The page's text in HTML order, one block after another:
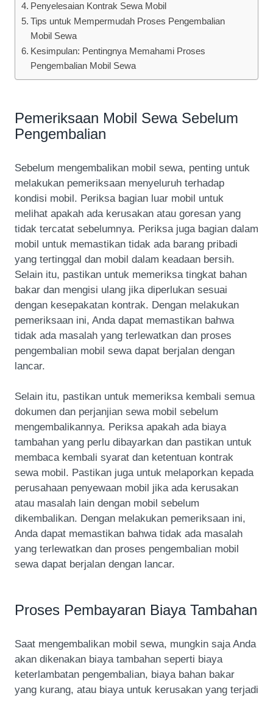
Penyelesaian Kontrak Sewa Mobil
Tips untuk Mempermudah Proses Pengembalian
Mobil Sewa
Kesimpulan: Pentingnya Memahami Proses
Pengembalian Mobil Sewa
Pemeriksaan Mobil Sewa Sebelum
Pengembalian
Sebelum mengembalikan mobil sewa, penting untuk
melakukan pemeriksaan menyeluruh terhadap
kondisi mobil. Periksa bagian luar mobil untuk
melihat apakah ada kerusakan atau goresan yang
tidak tercatat sebelumnya. Periksa juga bagian dalam
mobil untuk memastikan tidak ada barang pribadi
yang tertinggal dan mobil dalam keadaan bersih.
Selain itu, pastikan untuk memeriksa tingkat bahan
bakar dan mengisi ulang jika diperlukan sesuai
dengan kesepakatan kontrak. Dengan melakukan
pemeriksaan ini, Anda dapat memastikan bahwa
tidak ada masalah yang terlewatkan dan proses
pengembalian mobil sewa dapat berjalan dengan
lancar.
Selain itu, pastikan untuk memeriksa kembali semua
dokumen dan perjanjian sewa mobil sebelum
mengembalikannya. Periksa apakah ada biaya
tambahan yang perlu dibayarkan dan pastikan untuk
membaca kembali syarat dan ketentuan kontrak
sewa mobil. Pastikan juga untuk melaporkan kepada
perusahaan penyewaan mobil jika ada kerusakan
atau masalah lain dengan mobil sebelum
dikembalikan. Dengan melakukan pemeriksaan ini,
Anda dapat memastikan bahwa tidak ada masalah
yang terlewatkan dan proses pengembalian mobil
sewa dapat berjalan dengan lancar.
Proses Pembayaran Biaya Tambahan
Saat mengembalikan mobil sewa, mungkin saja Anda
akan dikenakan biaya tambahan seperti biaya
keterlambatan pengembalian, biaya bahan bakar
yang kurang, atau biaya untuk kerusakan yang terjadi